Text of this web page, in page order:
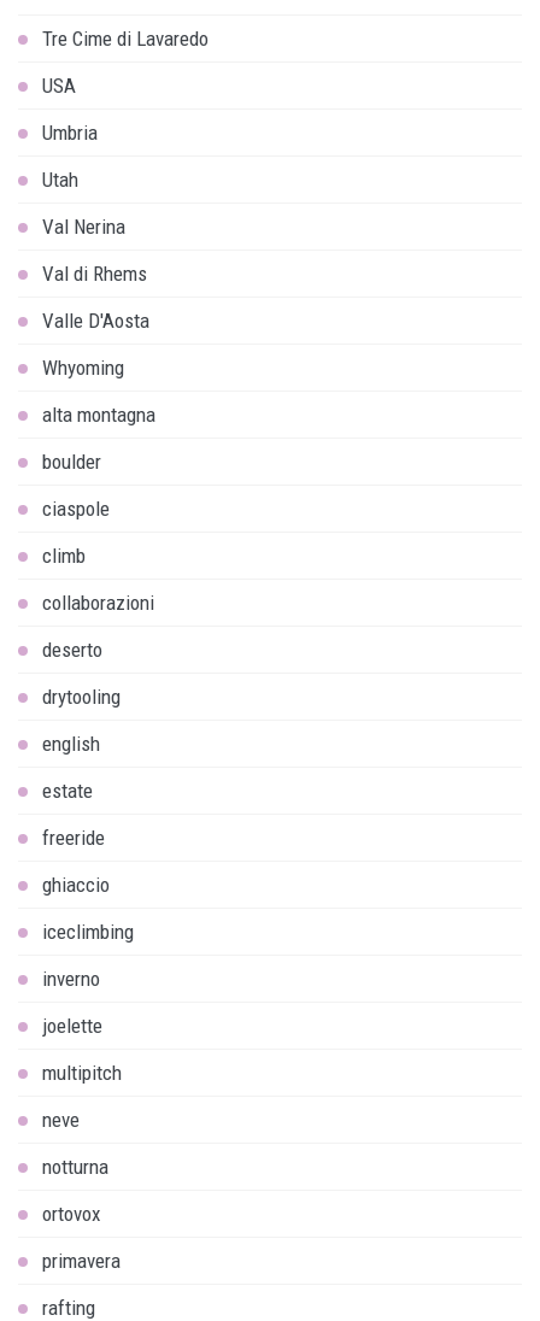
Tre Cime di Lavaredo
USA
Umbria
Utah
Val Nerina
Val di Rhems
Valle D'Aosta
Whyoming
alta montagna
boulder
ciaspole
climb
collaborazioni
deserto
drytooling
english
estate
freeride
ghiaccio
iceclimbing
inverno
joelette
multipitch
neve
notturna
ortovox
primavera
rafting